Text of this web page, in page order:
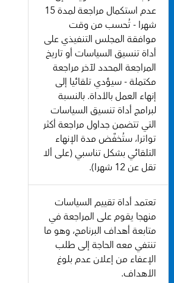
عدم استكمال مراجعة لمدة 15
شهرا - تُحسب من وقت
موافقة المجلس التنفيذي على
أداة تنسيق السياسات أو تاريخ
المراجعة المحدد لآخر مراجعة
مكتملة - سيؤدي تلقائيا إلى
إنهاء العمل بالأداة. بالنسبة
لبرامج أداة تنسيق السياسات
التي تتضمن جداول مراجعة أكثر
تواترا، ستُخفَّض مدة الإنهاء
التلقائي بشكل تناسبي (على ألا
تقل عن 12 شهرا).
تعتمد أداة تقييم السياسات
منهجا يقوم على المراجعة في
متابعة أهداف البرنامج، وهو ما
تنتفي معه الحاجة إلى طلب
الإعفاء من إعلان عدم بلوغ
الأهداف.